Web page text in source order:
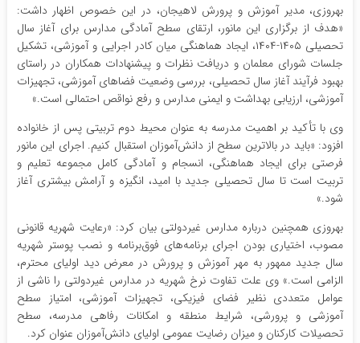
بهروزی، مدیر آموزش و پرورش لاهیجان، در این خصوص اظهار داشت:
«هدف از برگزاری این مانور، ارتقای سطح آمادگی مدارس برای آغاز سال
تحصیلی ۱۴۰۵-۱۴۰۴، ایجاد هماهنگی میان کادر اجرایی و آموزشی، تشکیل
جلسات شورای معلمان و دریافت نظرات و پیشنهادات همکاران در راستای
بهبود فرآیند آغاز سال تحصیلی، بررسی وضعیت فضاهای آموزشی، تجهیزات
آموزشی، ارزیابی بهداشت و ایمنی مدارس و رفع نواقص احتمالی است.»
وی با تأکید بر اهمیت مدرسه به عنوان محیط دوم تربیتی پس از خانواده
افزود: «باید در بالاترین سطح از دانش‌آموزان استقبال کنیم. اجرای این مانور
فرصتی برای ایجاد هماهنگی، انسجام و آمادگی کامل مجموعه تعلیم و
تربیت است تا سال تحصیلی جدید با امید، انگیزه و آرامش بیشتری آغاز
شود.»
بهروزی همچنین درباره مدارس غیردولتی بیان کرد: «رعایت شهریه قانونی
مصوب، اختیاری بودن اجرای برنامه‌های فوق‌برنامه و نصب پوستر شهریه
سال جدید ممهور به مهر آموزش و پرورش در معرض دید اولیای محترم،
الزامی است.» وی علت تفاوت نرخ شهریه در مدارس غیردولتی را ناشی از
عوامل متعددی نظیر فضای فیزیکی، تجهیزات آموزشی، امتیاز سطح
آموزشی و پرورشی، شرایط منطقه و امکانات رفاهی مدرسه، سطح
تحصیلات کارکنان و میزان رضایت عمومی اولیای دانش‌آموزان عنوان کرد.